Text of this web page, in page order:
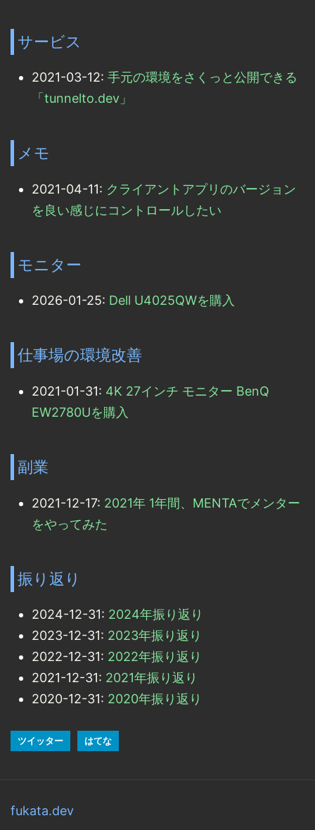
サービス
2021-03-12: 手元の環境をさくっと公開できる
「tunnelto.dev」
メモ
2021-04-11: クライアントアプリのバージョン
を良い感じにコントロールしたい
モニター
2026-01-25: Dell U4025QWを購入
仕事場の環境改善
2021-01-31: 4K 27インチ モニター BenQ
EW2780Uを購入
副業
2021-12-17: 2021年 1年間、MENTAでメンター
をやってみた
振り返り
2024-12-31: 2024年振り返り
2023-12-31: 2023年振り返り
2022-12-31: 2022年振り返り
2021-12-31: 2021年振り返り
2020-12-31: 2020年振り返り
ツイッター はてな
fukata.dev